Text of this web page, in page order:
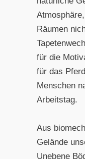
Räumen
für die
für das
Menschen
Arbeitstag.
Aus
Gelände
Unebene